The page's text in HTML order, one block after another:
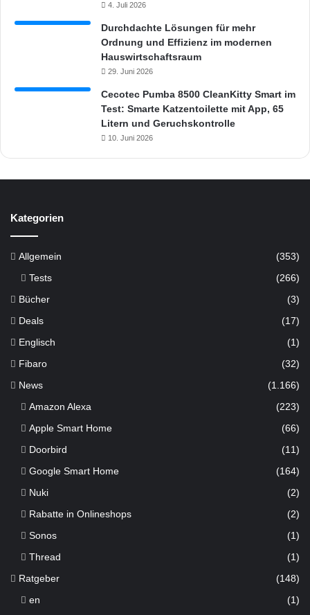
4. Juli 2026
Durchdachte Lösungen für mehr
Ordnung und Effizienz im modernen
Hauswirtschaftsraum
29. Juni 2026
Cecotec Pumba 8500 CleanKitty Smart im
Test: Smarte Katzentoilette mit App, 65
Litern und Geruchskontrolle
10. Juni 2026
Kategorien
Allgemein (353)
Tests (266)
Bücher (3)
Deals (17)
Englisch (1)
Fibaro (32)
News (1.166)
Amazon Alexa
(223)
Apple Smart Home
(66)
Doorbird
(11)
Google Smart Home
(164)
Nuki
(2)
Rabatte in Onlineshops
(2)
Sonos
(1)
Thread
(1)
Ratgeber (148)
en
(1)